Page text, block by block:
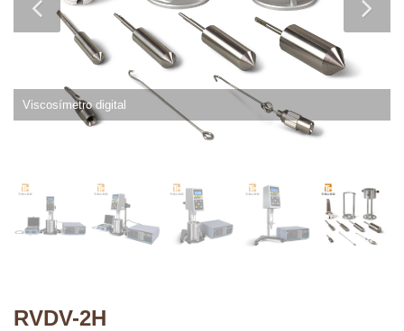
Viscosímetro digital
RVDV-2H